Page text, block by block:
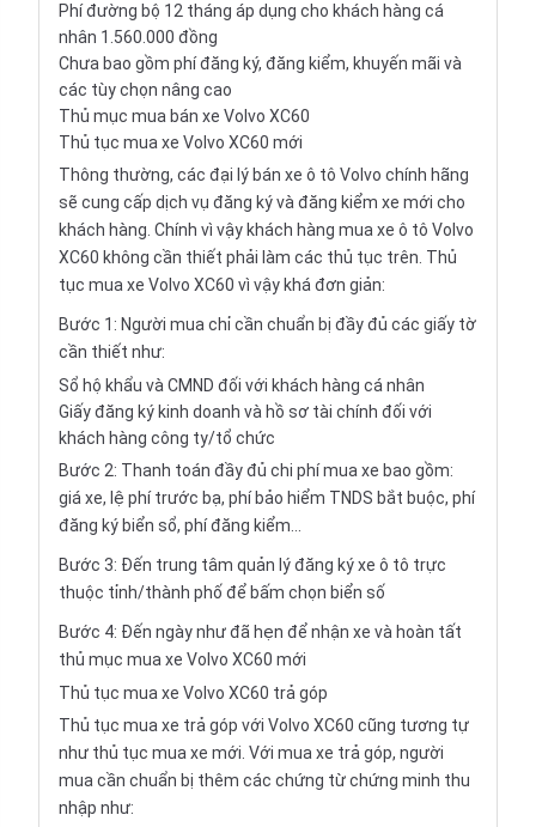
Phí đường bộ 12 tháng áp dụng cho khách hàng cá
nhân 1.560.000 đồng
Chưa bao gồm phí đăng ký, đăng kiểm, khuyến mãi và
các tùy chọn nâng cao
Thủ mục mua bán xe Volvo XC60
Thủ tục mua xe Volvo XC60 mới
Thông thường, các đại lý bán xe ô tô Volvo chính hãng
sẽ cung cấp dịch vụ đăng ký và đăng kiểm xe mới cho
khách hàng. Chính vì vậy khách hàng mua xe ô tô Volvo
XC60 không cần thiết phải làm các thủ tục trên. Thủ
tục mua xe Volvo XC60 vì vậy khá đơn giản:
Bước 1: Người mua chỉ cần chuẩn bị đầy đủ các giấy tờ
cần thiết như:
Sổ hộ khẩu và CMND đối với khách hàng cá nhân
Giấy đăng ký kinh doanh và hồ sơ tài chính đối với
khách hàng công ty/tổ chức
Bước 2: Thanh toán đầy đủ chi phí mua xe bao gồm:
giá xe, lệ phí trước bạ, phí bảo hiểm TNDS bắt buộc, phí
đăng ký biển sổ, phí đăng kiểm...
Bước 3: Đến trung tâm quản lý đăng ký xe ô tô trực
thuộc tỉnh/thành phố để bấm chọn biển số
Bước 4: Đến ngày như đã hẹn để nhận xe và hoàn tất
thủ mục mua xe Volvo XC60 mới
Thủ tục mua xe Volvo XC60 trả góp
Thủ tục mua xe trả góp với Volvo XC60 cũng tương tự
như thủ tục mua xe mới. Với mua xe trả góp, người
mua cần chuẩn bị thêm các chứng từ chứng minh thu
nhập như: